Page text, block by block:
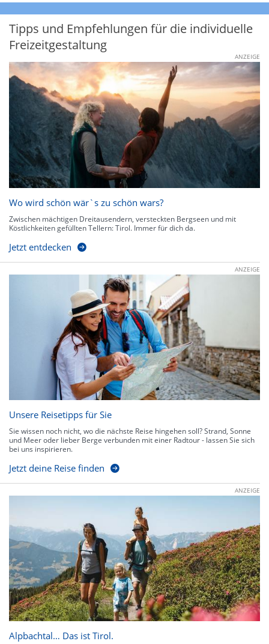
Tipps und Empfehlungen für die individuelle
Freizeitgestaltung
ANZEIGE
Wo wird schön wär`s zu schön wars?
Zwischen mächtigen Dreitausendern, versteckten Bergseen und mit
Köstlichkeiten gefüllten Tellern: Tirol. Immer für dich da.
Jetzt entdecken
ANZEIGE
Unsere Reisetipps für Sie
Sie wissen noch nicht, wo die nächste Reise hingehen soll? Strand, Sonne
und Meer oder lieber Berge verbunden mit einer Radtour - lassen Sie sich
bei uns inspirieren.
Jetzt deine Reise finden
ANZEIGE
Alpbachtal… Das ist Tirol.